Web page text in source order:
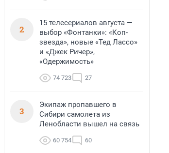
2
15 телесериалов августа —
выбор «Фонтанки»: «Коп-
звезда», новые «Тед Лассо»
и «Джек Ричер»,
«Одержимость»
74 723 27
3
Экипаж пропавшего в
Сибири самолета из
Ленобласти вышел на связь
60 754 60